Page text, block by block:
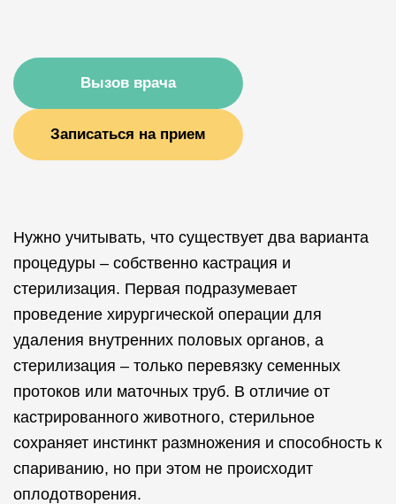
Вызов врача
Записаться на прием
Нужно учитывать, что существует два варианта
процедуры – собственно кастрация и
стерилизация. Первая подразумевает
проведение хирургической операции для
удаления внутренних половых органов, а
стерилизация – только перевязку семенных
протоков или маточных труб. В отличие от
кастрированного животного, стерильное
сохраняет инстинкт размножения и способность к
спариванию, но при этом не происходит
оплодотворения.